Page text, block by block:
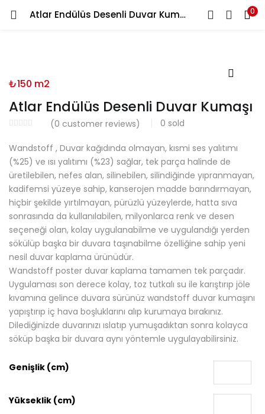
Atlar Endülüs Desenli Duvar Kumaşı 0
LOGIN REGISTER
Lost password?
Atlar Endülüs Desenli Duvar Kumaşı
(0 customer reviews) 0 sold
₺150 m2
Wandstoff , Duvar kağıdında olmayan, kısmi ses yalıtımı
(%25) ve ısı yalıtımı (%23) sağlar, tek parça halinde de
üretilebilen, nefes alan, silinebilen, silindiğinde yıpranmayan,
kadifemsi yüzeye sahip, kanserojen madde barındırmayan,
hiçbir şekilde yırtılmayan, pürüzlü yüzeylerde, hatta sıva
sonrasında da kullanılabilen, milyonlarca renk ve desen
seçeneği olan, kolay uygulanabilme ve uygulandığı yerden
sökülüp başka bir duvara taşınabilme özelliğine sahip yeni
nesil duvar kaplama ürünüdür.
Wandstoff poster duvar kaplama tamamen tek parçadır.
Uygulaması son derece kolay, toz tutkalı su ile karıştırıp jöle
kıvamına gelince duvara sürünüz wandstoff duvar kumaşını
yapıştırıp iç hava boşluklarını alıp kurumaya bırakınız.
Dilediğinizde duvarınızı ıslatıp yumuşadıktan sonra kolayca
söküp başka bir duvara aynı yöntemle uygulayabilirsiniz.
Genişlik (cm)
Yükseklik (cm)